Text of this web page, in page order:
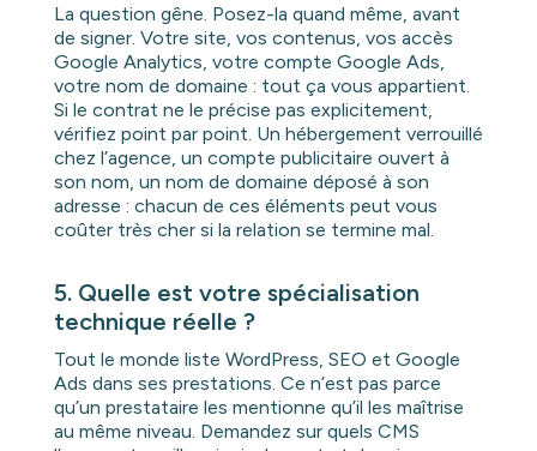
La question gêne. Posez-la quand même, avant
de signer. Votre site, vos contenus, vos accès
Google Analytics, votre compte Google Ads,
votre nom de domaine : tout ça vous appartient.
Si le contrat ne le précise pas explicitement,
vérifiez point par point. Un hébergement verrouillé
chez l’agence, un compte publicitaire ouvert à
son nom, un nom de domaine déposé à son
adresse : chacun de ces éléments peut vous
coûter très cher si la relation se termine mal.
5. Quelle est votre spécialisation
technique réelle ?
Tout le monde liste WordPress, SEO et Google
Ads dans ses prestations. Ce n’est pas parce
qu’un prestataire les mentionne qu’il les maîtrise
au même niveau. Demandez sur quels CMS